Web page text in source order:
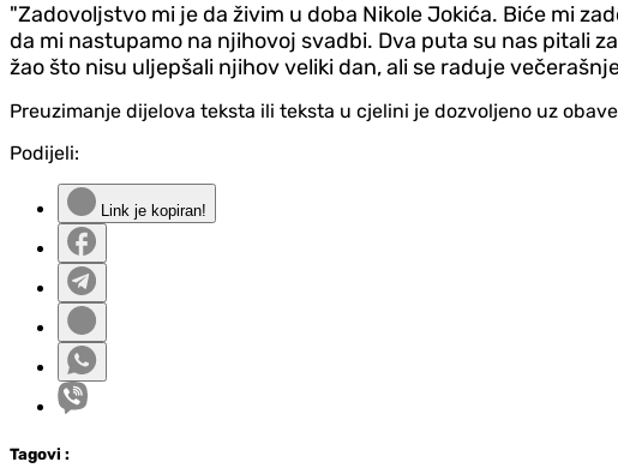
"Zadovoljstvo mi je da živim u doba Nikole Jokića. Biće mi
da mi nastupamo na njihovoj svadbi. Dva puta su nas pitali
žao što nisu uljepšali njihov veliki dan, ali se raduje
Preuzimanje dijelova teksta ili teksta u cjelini je dozvoljeno uz
Podijeli:
Link je kopiran!
Tagovi :